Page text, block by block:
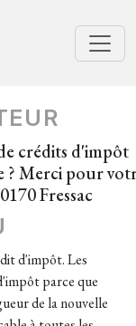
crédits d'impôt
? Merci pour
Fressac
d'impôt. Les
parce que
de la nouvelle